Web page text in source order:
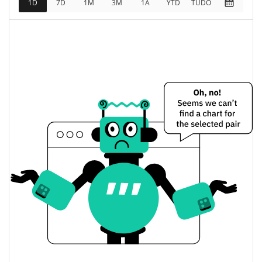
Totalmente diluído
$162,992
$<0.000001 / $<0.000001
Abertura / Fecho de
$<0.000001 / $<0.000001
A mudança de ontem
Volume de ontem $1,521.599
Histórico do preço do Nitefeeder
1D 7D 1M 3M 1A YTD TUDO